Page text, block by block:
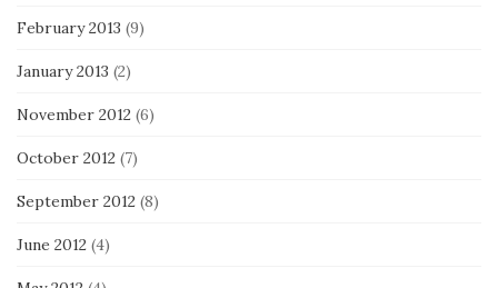
February 2013 (9)
January 2013 (2)
November 2012 (6)
October 2012 (7)
September 2012 (8)
June 2012 (4)